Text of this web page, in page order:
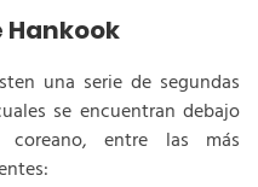
Hankook
una serie de segundas
se encuentran debajo
entre las más